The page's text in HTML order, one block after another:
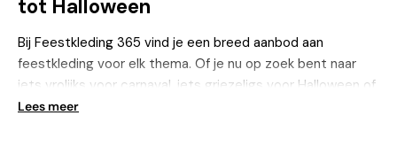
tot Halloween
Bij Feestkleding 365 vind je een breed aanbod aan
feestkleding voor elk thema. Of je nu op zoek bent naar
iets vrolijks voor carnaval, iets griezeligs voor Halloween of
een compleet andere stijl voor een themafeest – bij ons is
Lees meer